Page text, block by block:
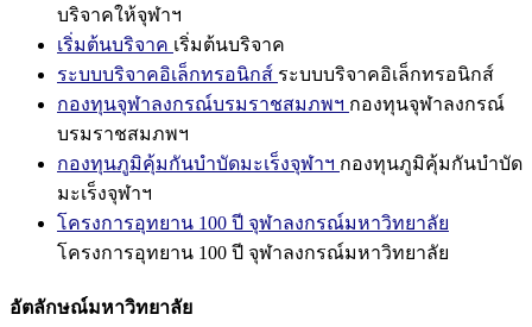
บริจาคให้จุฬาฯ
เริ่มต้นบริจาค เริ่มต้นบริจาค
ระบบบริจาคอิเล็กทรอนิกส์ ระบบบริจาคอิเล็กทรอนิกส์
กองทุนจุฬาลงกรณ์บรมราชสมภพฯ กองทุนจุฬาลงกรณ์
บรมราชสมภพฯ
กองทุนภูมิคุ้มกันบำบัดมะเร็งจุฬาฯ กองทุนภูมิคุ้มกันบำบัด
มะเร็งจุฬาฯ
โครงการอุทยาน 100 ปี จุฬาลงกรณ์มหาวิทยาลัย
โครงการอุทยาน 100 ปี จุฬาลงกรณ์มหาวิทยาลัย
อัตลักษณ์มหาวิทยาลัย